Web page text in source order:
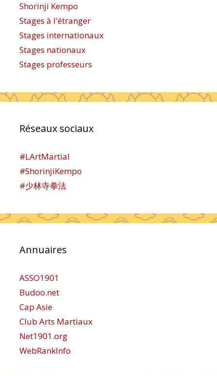
Shorinji Kempo
Stages à l'étranger
Stages internationaux
Stages nationaux
Stages professeurs
Réseaux sociaux
#LArtMartial
#ShorinjiKempo
#少林寺拳法
Annuaires
ASSO1901
Budoo.net
Cap Asie
Club Arts Martiaux
Net1901.org
WebRankInfo